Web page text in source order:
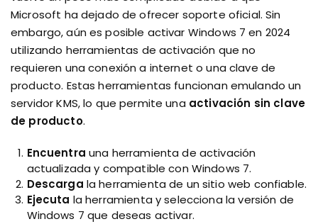
Microsoft ha dejado de ofrecer soporte oficial. Sin
embargo, aún es posible activar Windows 7 en 2024
utilizando herramientas de activación que no
requieren una conexión a internet o una clave de
producto. Estas herramientas funcionan emulando un
servidor KMS, lo que permite una activación sin clave
de producto.
Encuentra una herramienta de activación
actualizada y compatible con Windows 7.
Descarga la herramienta de un sitio web confiable.
Ejecuta la herramienta y selecciona la versión de
Windows 7 que deseas activar.